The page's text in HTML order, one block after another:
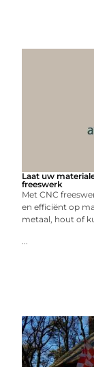
Laat uw
freeswerk
Met CNC
en efficiënt op
metaal, hout of
...